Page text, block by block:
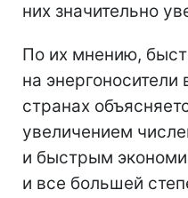
них значительно
По их мнению,
на
странах
увеличением
и быстрым
и все большей